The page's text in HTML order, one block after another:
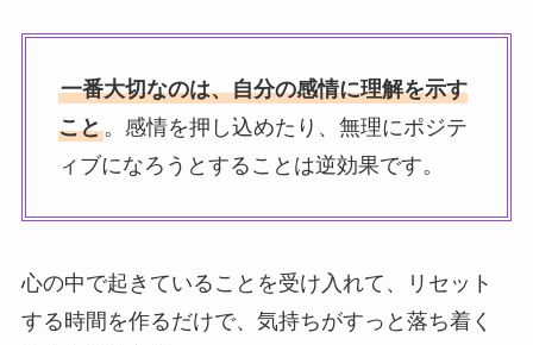
一番大切なのは、自分の感情に理解を示す
こと。感情を押し込めたり、無理にポジテ
ィブになろうとすることは逆効果です。
心の中で起きていることを受け入れて、リセット
する時間を作るだけで、気持ちがすっと落ち着く